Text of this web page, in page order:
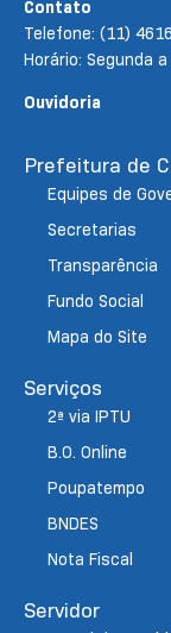
Contato
Telefone: (11)
Horário: Segunda
Ouvidoria
Prefeitura de
Equipes de
Secretarias
Transparência
Fundo Social
Mapa do Site
Serviços
2ª via IPTU
B.O. Online
Poupatempo
BNDES
Nota Fiscal
Servidor